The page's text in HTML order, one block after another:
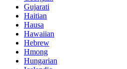
Gujarati
Haitian
Hausa
Hawaiian
Hebrew
Hmong
Hungarian